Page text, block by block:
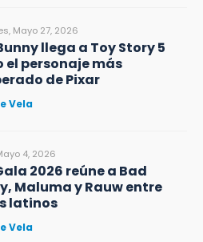
Mayo 27, 2026
llega a Toy Story 5
el personaje más
de Pixar
Vela
4, 2026
2026 reúne a Bad
Maluma y Rauw entre
latinos
Vela